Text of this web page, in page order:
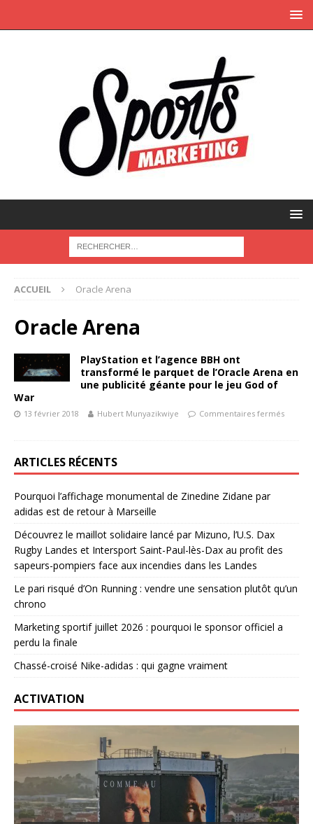
ACCUEIL Oracle Arena
Oracle Arena
PlayStation et l’agence BBH ont
transformé le parquet de l’Oracle Arena en
une publicité géante pour le jeu God of
War
13 février 2018 Hubert Munyazikwiye Commentaires fermés
ARTICLES RÉCENTS
Pourquoi l’affichage monumental de Zinedine Zidane par
adidas est de retour à Marseille
Découvrez le maillot solidaire lancé par Mizuno, l’U.S. Dax
Rugby Landes et Intersport Saint-Paul-lès-Dax au profit des
sapeurs-pompiers face aux incendies dans les Landes
Le pari risqué d’On Running : vendre une sensation plutôt qu’un
chrono
Marketing sportif juillet 2026 : pourquoi le sponsor officiel a
perdu la finale
Chassé-croisé Nike-adidas : qui gagne vraiment
ACTIVATION